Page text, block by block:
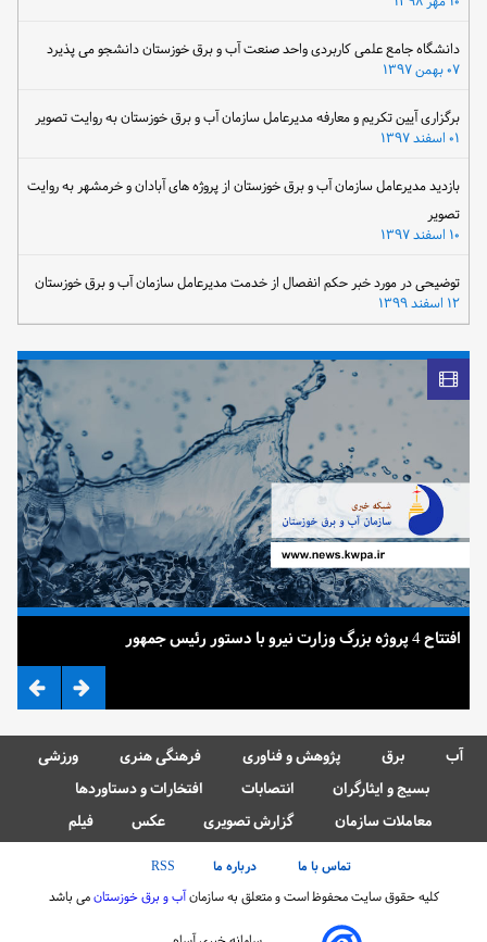
دانشگاه جامع علمی کاربردی واحد صنعت آب و برق خوزستان دانشجو می پذیرد
۰۷ بهمن ۱۳۹۷
برگزاری آیین تکریم و معارفه مدیرعامل سازمان آب و برق خوزستان به روایت تصویر
بازدید مدیرعامل سازمان آب و برق خوزستان از پروژه های آبادان و خرمشهر به روایت
تصویر
توضیحی در مورد خبر حکم انفصال از خدمت مدیرعامل سازمان آب و برق خوزستان
۱۲ اسفند ۱۳۹۹
افتتاح 4 پروژه بزرگ وزارت نیرو با دستور رئیس جمهور
آب برق پژوهش و فناوری فرهنگی هنری
ورزشی
بسیج و ایثارگران
انتصابات
افتخارات و دستاوردها
معاملات سازمان
گزارش تصویری عکس فیلم
تماس با ما درباره ما
RSS
کلیه حقوق سایت محفوظ است و متعلق به سازمانآب و برق خوزستانمی باشد